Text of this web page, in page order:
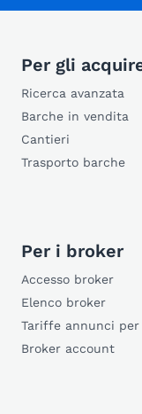
Per gli
Ricerca avanzata
Barche in vendita
Cantieri
Trasporto barche
Per i broker
Accesso broker
Elenco broker
Tariffe annunci
Broker account